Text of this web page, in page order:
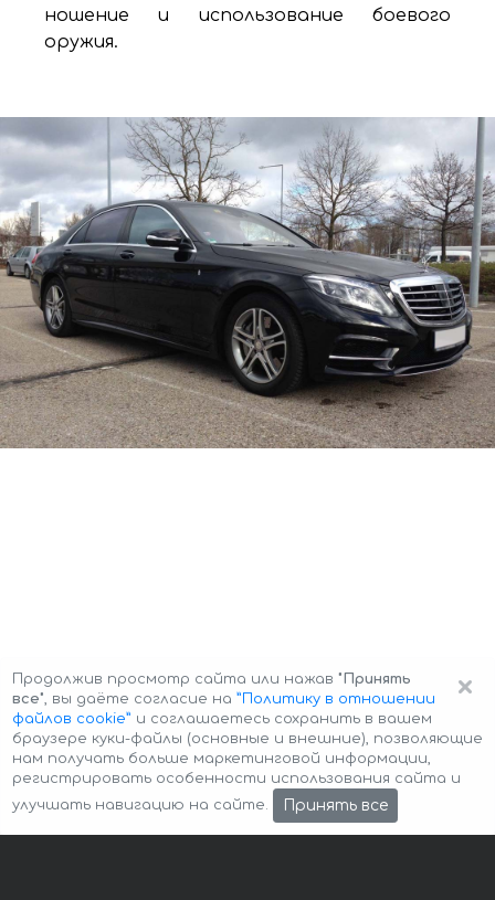
ношение и использование боевого
оружия.
Авторские права © 2026 Авто-Аренда Cookie Policy
×
Продолжив просмотр сайта или нажав "Принять
все", вы даёте согласие на ”Политику в отношении
файлов cookie” и соглашаетесь сохранить в вашем
браузере куки-файлы (основные и внешние), позволяющие
нам получать больше маркетинговой информации,
регистрировать особенности использования сайта и
улучшать навигацию на сайте.
Принять все